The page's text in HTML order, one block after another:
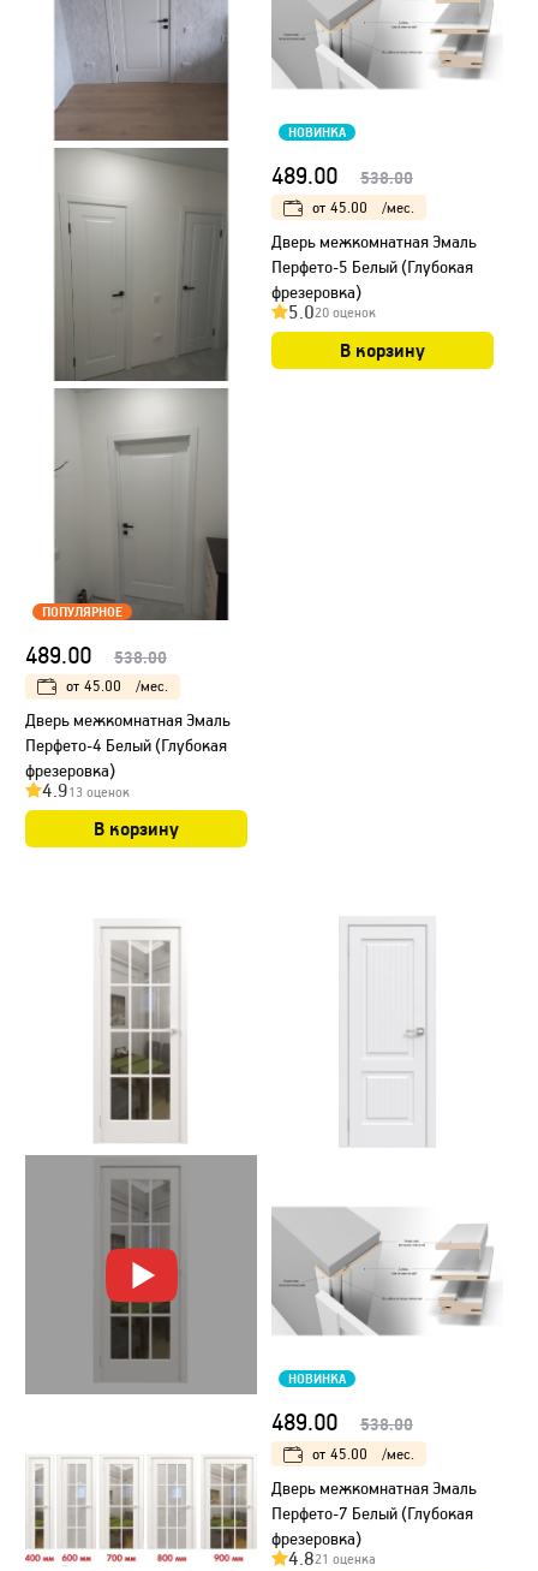
ПОПУЛЯРНОЕ
489.00 538.00
от 45.00 /мес.
Дверь межкомнатная Эмаль
Перфето-4 Белый (Глубокая
фрезеровка)
4.913 оценок
В корзину
НОВИНКА
489.00 538.00
от 45.00 /мес.
Дверь межкомнатная Эмаль
Перфето-5 Белый (Глубокая
фрезеровка)
5.020 оценок
В корзину
НОВИНКА
489.00 538.00
от 45.00 /мес.
Дверь межкомнатная Эмаль
Перфето-7 Белый (Глубокая
фрезеровка)
4.821 оценка